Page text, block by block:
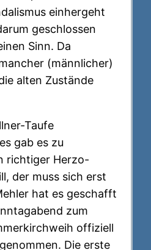
einhergeht
geschlossen
Sinn. Da
(männlicher)
alten Zustände
Taufe
gab es zu
richtiger Herzo-
der muss sich erst
hat es geschafft
zum
offiziell
Die erste